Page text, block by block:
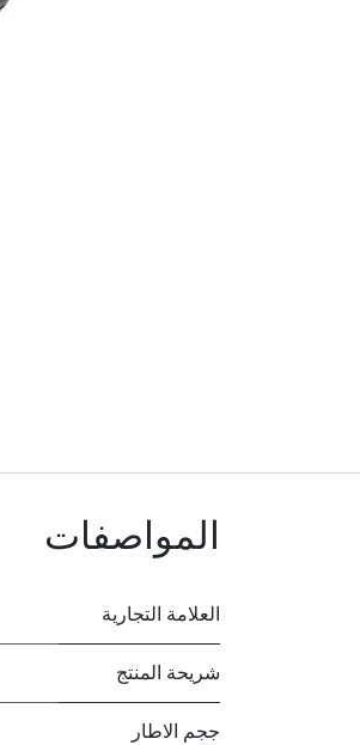
المواصفات
العلامة التجارية
شريحة المنتج
ججم الاطار